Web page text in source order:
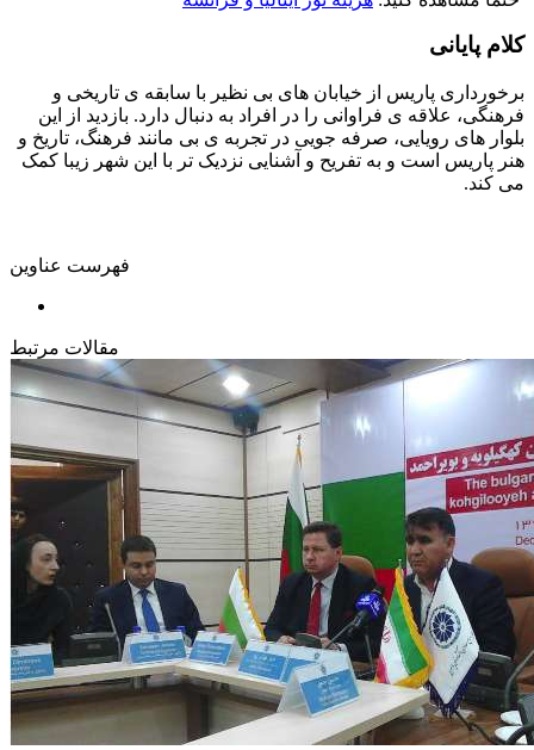
کلام پایانی
برخورداری پاریس از خیابان‌ های بی نظیر با سابقه ی تاریخی و
فرهنگی، علاقه ی فراوانی را در افراد به دنبال دارد. بازدید از این
بلوار های رویایی، صرفه‌ جویی در تجربه ی بی‌ مانند فرهنگ، تاریخ و
هنر پاریس است و به تفریح و آشنایی نزدیک‌ تر با این شهر زیبا کمک
می‌ کند.
فهرست عناوین
مقالات مرتبط